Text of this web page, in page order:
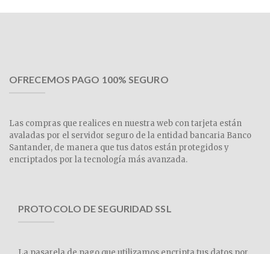
OFRECEMOS PAGO 100% SEGURO
Las compras que realices en nuestra web con tarjeta están
avaladas por el servidor seguro de la entidad bancaria Banco
Santander, de manera que tus datos están protegidos y
encriptados por la tecnología más avanzada.
PROTOCOLO DE SEGURIDAD SSL